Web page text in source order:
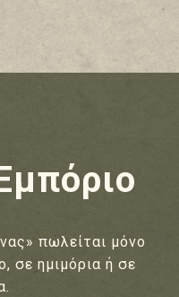
πωλείται μόνο
σε ημιμόρια ή σε